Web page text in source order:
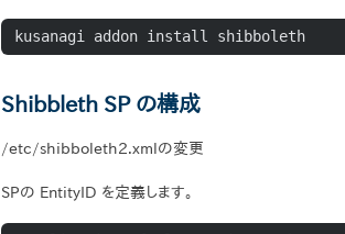
kusanagi addon install shibboleth
Shibbleth SP の構成
/etc/shibboleth2.xmlの変更
SPの EntityID を定義します。